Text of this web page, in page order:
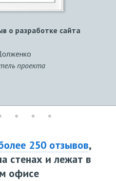
о разработке сайта
проекта
250 отзывов,
стенах и лежат в
офисе